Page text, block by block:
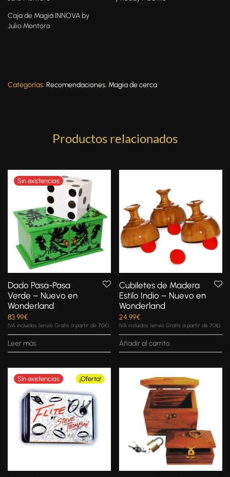
Caja de Magia INNOVA by
Julio Montoro
Categorías: Recomendaciones, Magia de cerca
Productos relacionados
Dado Pasa-Pasa
Verde – Nuevo en
Wonderland
83.99€
IVA incluidos (envío Gratis a partir de 70€)
Leer más
Cubiletes de Madera
Estilo Indio – Nuevo en
Wonderland
24.99€
IVA incluidos (envío Gratis a partir de 70€)
Añadir al carrito
¡Oferta!